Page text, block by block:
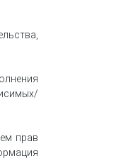
прав